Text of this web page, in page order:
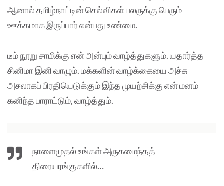
ஆனால் தமிழ்நாட்டின் செல்விகள் பலருக்கு பெரும்
ஊக்கமாக இருப்பார் என்பது உண்மை.
டீம் நூறு சாமிக்கு என் அன்பும் வாழ்த்துகளும். யதார்த்த
சினிமா இனி வாழும். மக்களின் வாழ்க்கையை அச்சு
அசலாகப் பிரதியெடுக்கும் இந்த முயற்சிக்கு என் மனம்
கனிந்த பாராட்டும், வாழ்த்தும்.
நாளைமுதல் உங்கள் அருகமைந்தத்
திரையரங்குகளில்…